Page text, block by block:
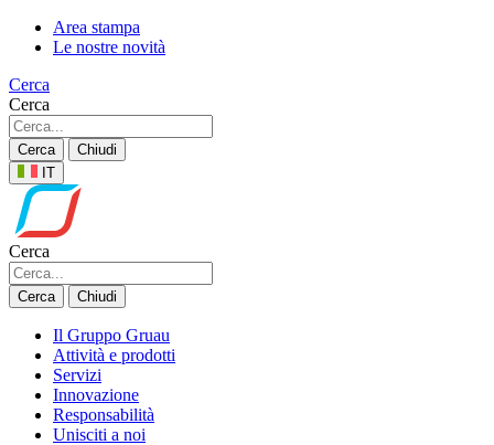
Area stampa
Le nostre novità
Cerca
Cerca
Cerca
Chiudi
IT
Cerca
Cerca Chiudi
Il Gruppo Gruau
Attività e prodotti
Servizi
Innovazione
Responsabilità
Unisciti a noi